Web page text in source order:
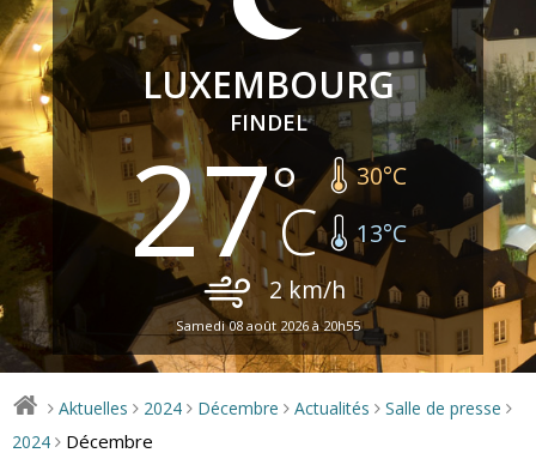
LUXEMBOURG
FINDEL
27 30°C
13°C
2 km/h
Samedi 08 août 2026 à 20h55
> Aktuelles > 2024 > Décembre > Actualités > Salle de presse >
2024 > Décembre